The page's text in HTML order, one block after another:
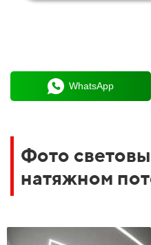
WhatsApp
Фото
натяжном